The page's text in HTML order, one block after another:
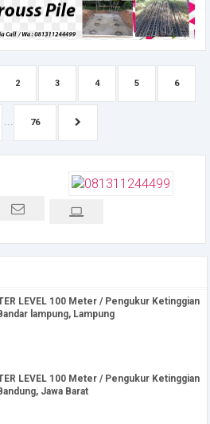
2 3 4 5 6
... 76
LEVEL 100 Meter / Pengukur Ketinggian
lampung, Lampung
LEVEL 100 Meter / Pengukur Ketinggian
Jawa Barat